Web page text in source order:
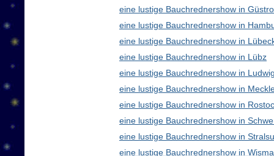
eine lustige Bauchrednershow in
eine lustige Bauchrednershow in
eine lustige Bauchrednershow in
eine lustige Bauchrednershow in Lübz
eine lustige Bauchrednershow in
eine lustige Bauchrednershow in
eine lustige Bauchrednershow in
eine lustige Bauchrednershow in
eine lustige Bauchrednershow in
eine lustige Bauchrednershow in